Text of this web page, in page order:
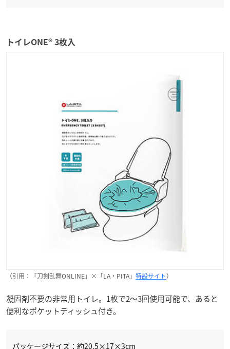
トイレONE® 3枚入
（引用：「刀剣乱舞ONLINE」×「LA・PITA」 特設サイト）
凝固剤不要の非常用トイレ。1枚で2～3回使用可能で、あると
便利なポケットティッシュ付き。
パッケージサイズ：約20.5×17×3cm